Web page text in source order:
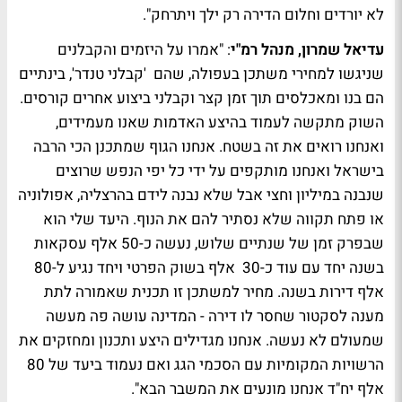
לא יורדים וחלום הדירה רק ילך ויתרחק".
עדיאל שמרון, מנהל רמ"י: "אמרו על היזמים והקבלנים
שניגשו למחירי משתכן בעפולה, שהם 'קבלני טנדר', בינתיים
הם בנו ומאכלסים תוך זמן קצר וקבלני ביצוע אחרים קורסים.
השוק מתקשה לעמוד בהיצע האדמות שאנו מעמידים,
ואנחנו רואים את זה בשטח. אנחנו הגוף שמתכנן הכי הרבה
בישראל ואנחנו מותקפים על ידי כל יפי הנפש שרוצים
שנבנה במיליון וחצי אבל שלא נבנה לידם בהרצליה, אפולוניה
או פתח תקווה שלא נסתיר להם את הנוף. היעד שלי הוא
שבפרק זמן של שנתיים שלוש, נעשה כ-50 אלף עסקאות
בשנה יחד עם עוד כ-30 אלף בשוק הפרטי ויחד נגיע ל-80
אלף דירות בשנה. מחיר למשתכן זו תכנית שאמורה לתת
מענה לסקטור שחסר לו דירה - המדינה עושה פה מעשה
שמעולם לא נעשה. אנחנו מגדילים היצע ותכנון ומחזקים את
הרשויות המקומיות עם הסכמי הגג ואם נעמוד ביעד של 80
אלף יח"ד אנחנו מונעים את המשבר הבא".